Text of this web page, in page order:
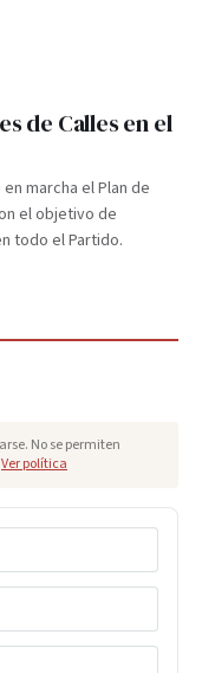
de Calles en el
marcha el Plan de
el objetivo de
todo el Partido.
No se permiten
Ver política